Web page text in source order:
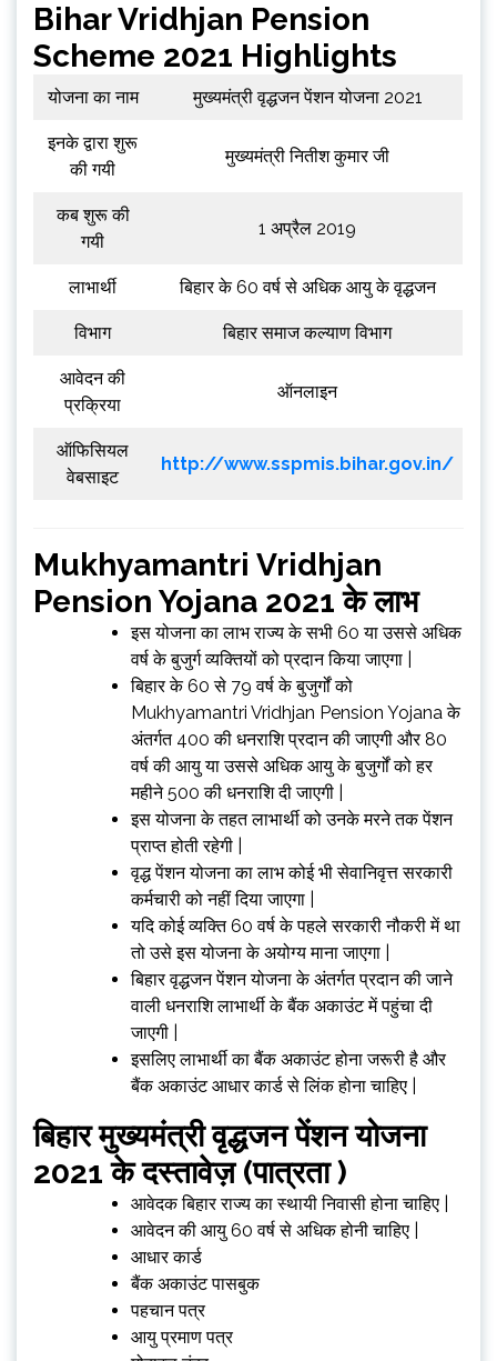
Bihar Vridhjan Pension
Scheme 2021 Highlights
योजना का नाम मुख्यमंत्री वृद्धजन पेंशन योजना 2021
इनके द्वारा शुरू
की गयी
मुख्यमंत्री नितीश कुमार जी
कब शुरू की
गयी
1 अप्रैल 2019
लाभार्थी बिहार के 60 वर्ष से अधिक आयु के वृद्धजन
विभाग बिहार समाज कल्याण विभाग
आवेदन की
प्रक्रिया
ऑनलाइन
ऑफिसियल
वेबसाइट
http://www.sspmis.bihar.gov.in/
Mukhyamantri Vridhjan
Pension Yojana 2021 के लाभ
इस योजना का लाभ राज्य के सभी 60 या उससे अधिक
वर्ष के बुजुर्ग व्यक्तियों को प्रदान किया जाएगा |
बिहार के 60 से 79 वर्ष के बुजुर्गों को
Mukhyamantri Vridhjan Pension Yojana के
अंतर्गत ₹400 की धनराशि प्रदान की जाएगी और 80
वर्ष की आयु या उससे अधिक आयु के बुजुर्गों को हर
महीने ₹500 की धनराशि दी जाएगी |
इस योजना के तहत लाभार्थी को उनके मरने तक पेंशन
प्राप्त होती रहेगी |
वृद्ध पेंशन योजना का लाभ कोई भी सेवानिवृत्त सरकारी
कर्मचारी को नहीं दिया जाएगा |
यदि कोई व्यक्ति 60 वर्ष के पहले सरकारी नौकरी में था
तो उसे इस योजना के अयोग्य माना जाएगा |
बिहार वृद्धजन पेंशन योजना के अंतर्गत प्रदान की जाने
वाली धनराशि लाभार्थी के बैंक अकाउंट में पहुंचा दी
जाएगी |
इसलिए लाभार्थी का बैंक अकाउंट होना जरूरी है और
बैंक अकाउंट आधार कार्ड से लिंक होना चाहिए |
बिहार मुख्यमंत्री वृद्धजन पेंशन योजना
2021 के दस्तावेज़ (पात्रता )
आवेदक बिहार राज्य का स्थायी निवासी होना चाहिए |
आवेदन की आयु 60 वर्ष से अधिक होनी चाहिए |
आधार कार्ड
बैंक अकाउंट पासबुक
पहचान पत्र
आयु प्रमाण पत्र